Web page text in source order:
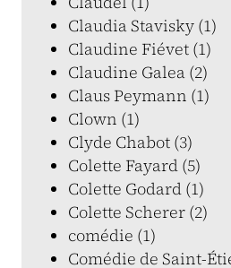
Claudia Stavisky (1)
Claudine Fiévet (1)
Claudine Galea (2)
Claus Peymann (1)
Clown (1)
Clyde Chabot (3)
Colette Fayard (5)
Colette Godard (1)
Colette Scherer (2)
comédie (1)
Comédie de Saint-